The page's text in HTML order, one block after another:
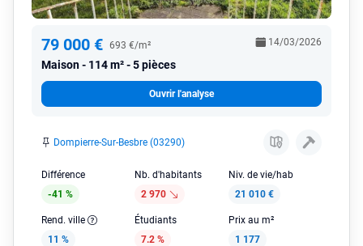
79 000 € 693 €/m²
Maison 114 m² - 5 pièces
14/03/2026
Ouvrir l'analyse
Dompierre-Sur-Besbre (03290)
Différence
-41 %
Nb. d'habitants
2 970
Niv. de vie/hab
21 010 €
Rend. ville
11 %
Étudiants
7.2 %
Prix au m²
1 177